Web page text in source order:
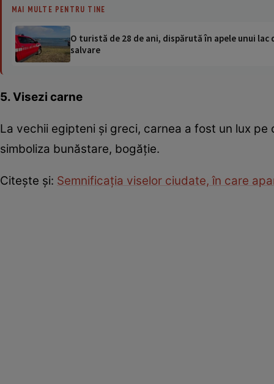
MAI MULTE PENTRU TINE
O turistă de 28 de ani, dispărută în apele unui
salvare
5. Visezi carne
La vechii egipteni şi greci, carnea a fost un lux
simboliza bunăstare, bogăţie.
Citeşte şi: Semnificaţia viselor ciudate, în care